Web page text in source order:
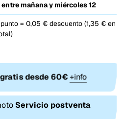
entre mañana y miércoles 12
punto = 0,05 € descuento (1,35 € en
gratis desde 60€+info
Servicio postventa